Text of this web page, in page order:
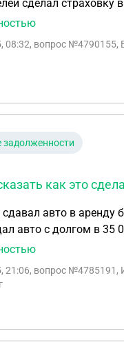
по грузоперевозкам
в аренду
то какую
берет на себя
экипажа , то будет ли
есть ли у ООО в
сделал страховку
может быть в
выплатила
так как на машине
карты что делать?
08:32, вопрос №4790155,
задолженности
как это
сдавал авто в аренду
авто с долгом в 35
, сказал прямо что нет
21:06, вопрос №4785191,